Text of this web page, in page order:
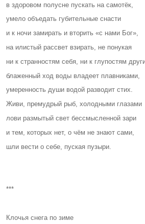
в здоровом полусне пускать на самотёк,
умело объедать губительные снасти
и к ночи замирать и вторить «с нами Бог»,
на илистый рассвет взирать, не понукая
ни к странностям себя, ни к глупостям
блаженный ход воды владеет плавниками,
умеренность души водой разводит стих.
Живи, премудрый рыб, холодными глазами
лови размытый свет бессмысленной зари
и тем, которых нет, о чём не знают сами,
шли вести о себе, пуская пузыри.
***
Клочья снега по зиме